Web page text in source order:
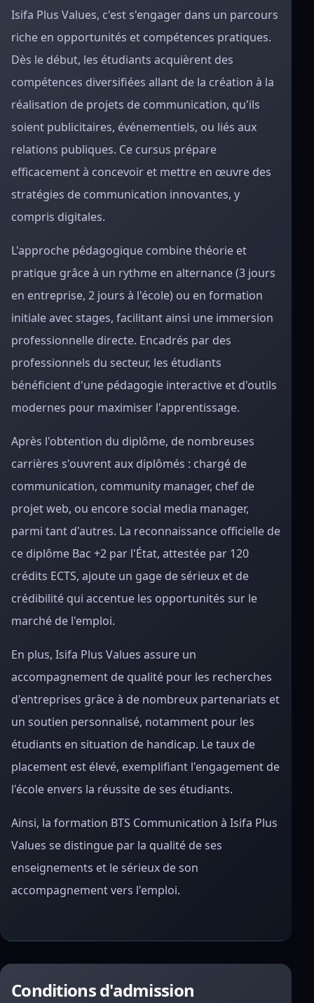
Isifa Plus Values, c'est s'engager dans un parcours
riche en opportunités et compétences pratiques.
Dès le début, les étudiants acquièrent des
compétences diversifiées allant de la création à la
réalisation de projets de communication, qu'ils
soient publicitaires, événementiels, ou liés aux
relations publiques. Ce cursus prépare
efficacement à concevoir et mettre en œuvre des
stratégies de communication innovantes, y
compris digitales.
L'approche pédagogique combine théorie et
pratique grâce à un rythme en alternance (3 jours
en entreprise, 2 jours à l'école) ou en formation
initiale avec stages, facilitant ainsi une immersion
professionnelle directe. Encadrés par des
professionnels du secteur, les étudiants
bénéficient d'une pédagogie interactive et d'outils
modernes pour maximiser l'apprentissage.
Après l'obtention du diplôme, de nombreuses
carrières s'ouvrent aux diplômés : chargé de
communication, community manager, chef de
projet web, ou encore social media manager,
parmi tant d'autres. La reconnaissance officielle de
ce diplôme Bac +2 par l'État, attestée par 120
crédits ECTS, ajoute un gage de sérieux et de
crédibilité qui accentue les opportunités sur le
marché de l'emploi.
En plus, Isifa Plus Values assure un
accompagnement de qualité pour les recherches
d'entreprises grâce à de nombreux partenariats et
un soutien personnalisé, notamment pour les
étudiants en situation de handicap. Le taux de
placement est élevé, exemplifiant l'engagement de
l'école envers la réussite de ses étudiants.
Ainsi, la formation BTS Communication à Isifa Plus
Values se distingue par la qualité de ses
enseignements et le sérieux de son
accompagnement vers l'emploi.
Conditions d'admission